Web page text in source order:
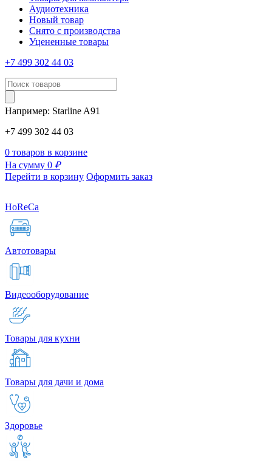
Аудиотехника
Новый товар
Снято с производства
Уцененные товары
+7 499 302 44 03
Например: Starline A91
+7 499 302 44 03
0 товаров в корзине
На сумму 0 ₽
Перейти в корзину Оформить заказ
HoReCa
Автотовары
Видеооборудование
Товары для кухни
Товары для дачи и дома
Здоровье